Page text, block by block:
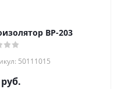
ВР-203
50111015
руб.